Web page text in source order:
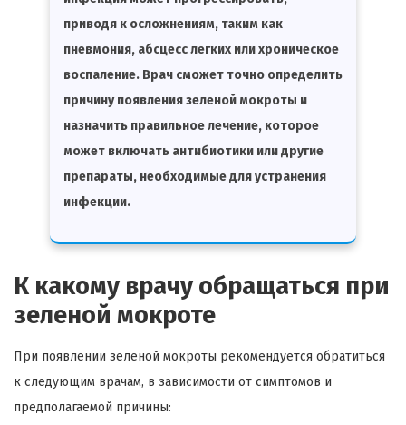
приводя к осложнениям, таким как
пневмония, абсцесс легких или хроническое
воспаление. Врач сможет точно определить
причину появления зеленой мокроты и
назначить правильное лечение, которое
может включать антибиотики или другие
препараты, необходимые для устранения
инфекции.
К какому врачу обращаться при
зеленой мокроте
При появлении зеленой мокроты рекомендуется обратиться
к следующим врачам, в зависимости от симптомов и
предполагаемой причины: